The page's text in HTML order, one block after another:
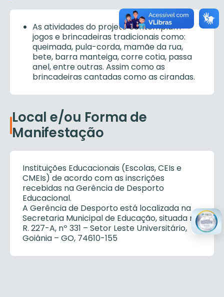
As atividades do projeto contemplam
jogos e brincadeiras tradicionais como:
queimada, pula-corda, mamãe da rua,
bete, barra manteiga, corre cotia, passa
anel, entre outras. Assim como as
brincadeiras cantadas como as cirandas.
Local e/ou Forma de
Manifestação
Instituições Educacionais (Escolas, CEIs e
CMEIs) de acordo com as inscrições
recebidas na Gerência de Desporto
Educacional.
A Gerência de Desporto está localizada na
Secretaria Municipal de Educação, situada na
R. 227-A, nº 331 – Setor Leste Universitário,
Goiânia – GO, 74610-155